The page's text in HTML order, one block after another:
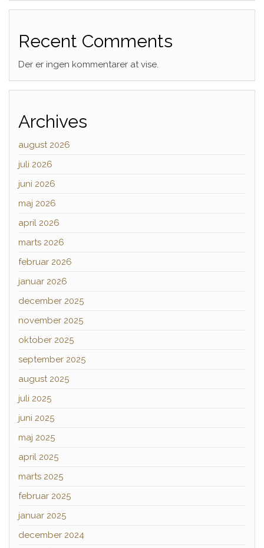
Recent Comments
Der er ingen kommentarer at vise.
Archives
august 2026
juli 2026
juni 2026
maj 2026
april 2026
marts 2026
februar 2026
januar 2026
december 2025
november 2025
oktober 2025
september 2025
august 2025
juli 2025
juni 2025
maj 2025
april 2025
marts 2025
februar 2025
januar 2025
december 2024